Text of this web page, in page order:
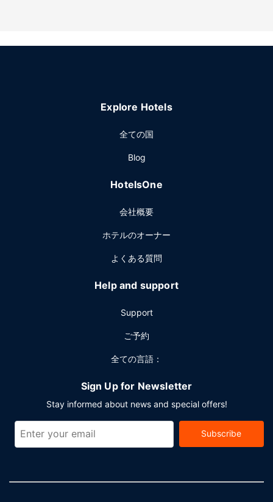
フパーキング (無料) が備わっています。
Explore Hotels
全ての国
Blog
HotelsOne
会社概要
ホテルのオーナー
よくある質問
Help and support
Support
ご予約
全ての言語：
Sign Up for Newsletter
Stay informed about news and special offers!
Subscribe